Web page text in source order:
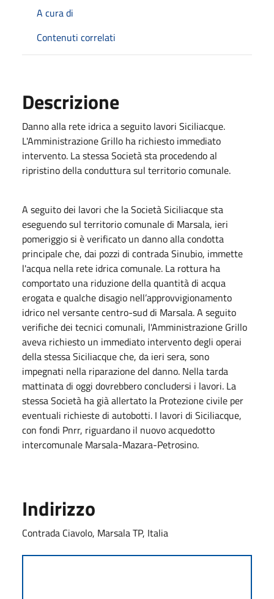
A cura di
Contenuti correlati
Descrizione
Danno alla rete idrica a seguito lavori Siciliacque.
L'Amministrazione Grillo ha richiesto immediato
intervento. La stessa Società sta procedendo al
ripristino della conduttura sul territorio comunale.
A seguito dei lavori che la Società Siciliacque sta
eseguendo sul territorio comunale di Marsala, ieri
pomeriggio si è verificato un danno alla condotta
principale che, dai pozzi di contrada Sinubio, immette
l'acqua nella rete idrica comunale. La rottura ha
comportato una riduzione della quantità di acqua
erogata e qualche disagio nell’approvvigionamento
idrico nel versante centro-sud di Marsala. A seguito
verifiche dei tecnici comunali, l'Amministrazione Grillo
aveva richiesto un immediato intervento degli operai
della stessa Siciliacque che, da ieri sera, sono
impegnati nella riparazione del danno. Nella tarda
mattinata di oggi dovrebbero concludersi i lavori. La
stessa Società ha già allertato la Protezione civile per
eventuali richieste di autobotti. I lavori di Siciliacque,
con fondi Pnrr, riguardano il nuovo acquedotto
intercomunale Marsala-Mazara-Petrosino.
Indirizzo
Contrada Ciavolo, Marsala TP, Italia